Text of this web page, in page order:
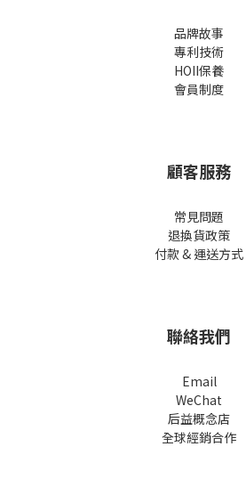
品牌故事
專利技術
HOII保養
會員制度
顧客服務
常見問題
退換貨政策
付款 & 運送方式
聯絡我們
Email
WeChat
后益概念店
全球經銷合作